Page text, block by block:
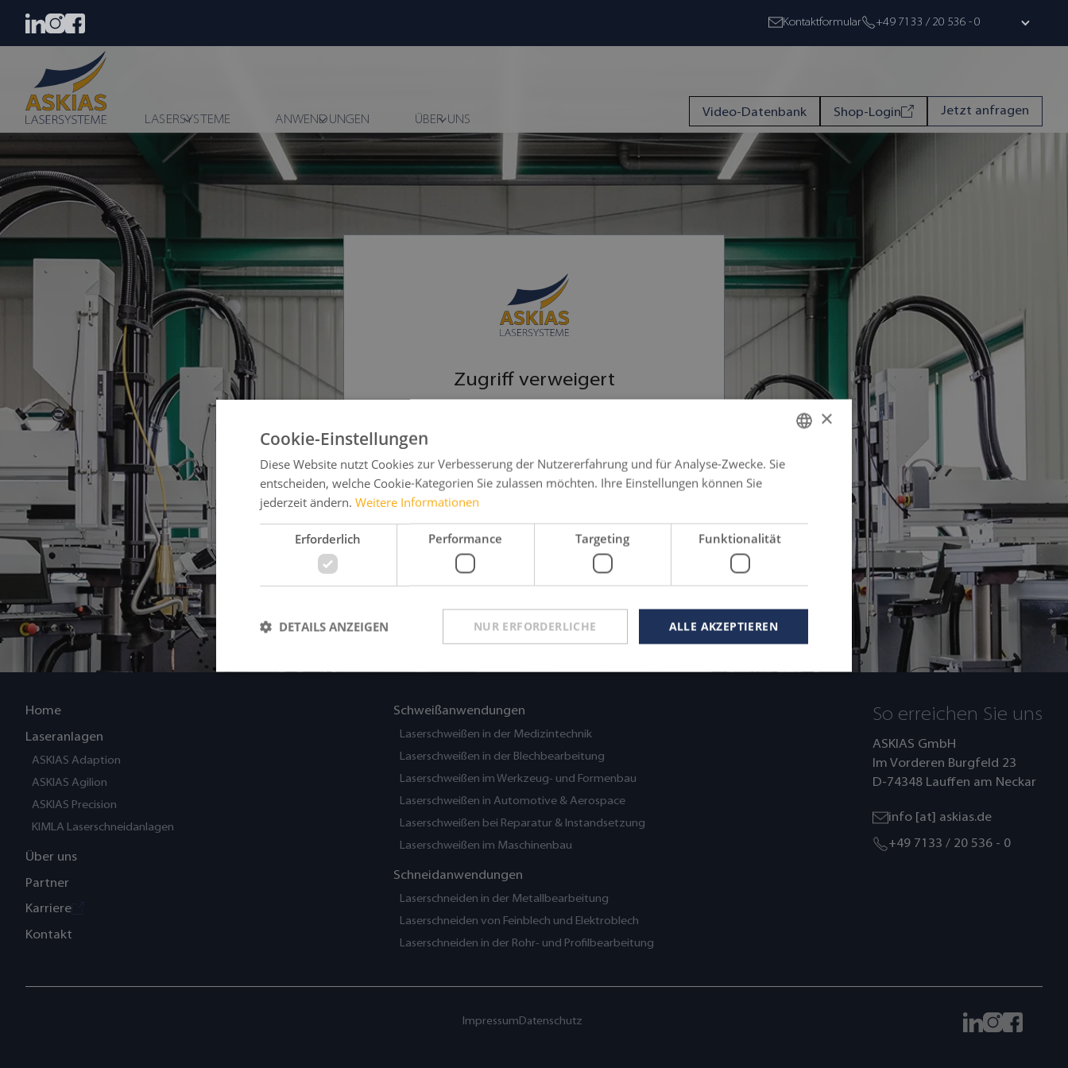
Kontaktformular +49 7133 / 20 536 - 0
LASERSYSTEME ANWENDUNGEN ÜBER UNS
Video-Datenbank Shop-Login Jetzt anfragen
Zugriff verweigert
Zurück zu Home
Home
Laseranlagen
ASKIAS Adaption
ASKIAS Agilion
ASKIAS Precision
KIMLA Laserschneidanlagen
Über uns
Partner
Karriere
Kontakt
Schweißanwendungen
Laserschweißen in der Medizintechnik
Laserschweißen in der Blechbearbeitung
Laserschweißen im Werkzeug- und Formenbau
Laserschweißen in Automotive & Aerospace
Laserschweißen bei Reparatur & Instandsetzung
Laserschweißen im Maschinenbau
Schneidanwendungen
Laserschneiden in der Metallbearbeitung
Laserschneiden von Feinblech und Elektroblech
Laserschneiden in der Rohr- und Profilbearbeitung
So erreichen Sie uns
ASKIAS GmbH
Im Vorderen Burgfeld 23
D-74348 Lauffen am Neckar
info [at] askias.de
+49 7133 / 20 536 - 0
ImpressumDatenschutz
GERMAN
×
Cookie-Einstellungen
Diese Website nutzt Cookies zur Verbesserung der Nutzererfahrung und für Analyse-Zwecke. Sie
entscheiden, welche Cookie-Kategorien Sie zulassen möchten. Ihre Einstellungen können Sie
jederzeit ändern. Weitere Informationen
Erforderlich Performance Targeting Funktionalität
ALLE AKZEPTIEREN
NUR ERFORDERLICHE
DETAILS ANZEIGEN